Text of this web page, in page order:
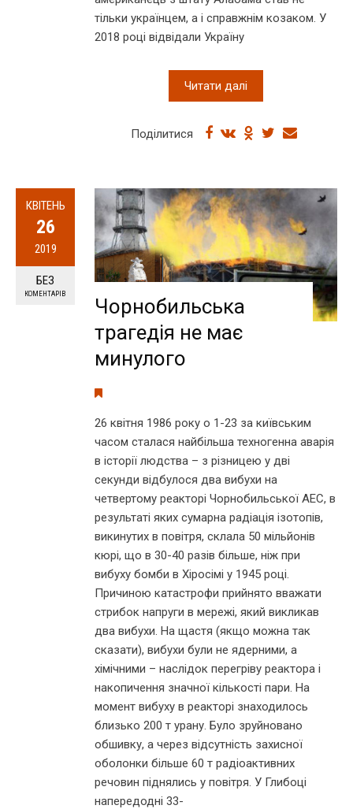
тільки українцем, а і справжнім козаком. У
2018 році відвідали Україну
Читати далі
Поділитися
КВІТЕНЬ
26
2019
БЕЗ
КОМЕНТАРІВ
Чорнобильська
трагедія не має
минулого
26 квітня 1986 року о 1-23 за київським
часом сталася найбільша техногенна аварія
в історії людства – з різницею у дві
секунди відбулося два вибухи на
четвертому реакторі Чорнобильської АЕС, в
результаті яких сумарна радіація ізотопів,
викинутих в повітря, склала 50 мільйонів
кюрі, що в 30-40 разів більше, ніж при
вибуху бомби в Хіросімі у 1945 році.
Причиною катастрофи прийнято вважати
стрибок напруги в мережі, який викликав
два вибухи. На щастя (якщо можна так
сказати), вибухи були не ядерними, а
хімічними – наслідок перегріву реактора і
накопичення значної кількості пари. На
момент вибуху в реакторі знаходилось
близько 200 т урану. Було зруйновано
обшивку, а через відсутність захисної
оболонки більше 60 т радіоактивних
речовин піднялись у повітря. У Глибоці
напередодні 33-